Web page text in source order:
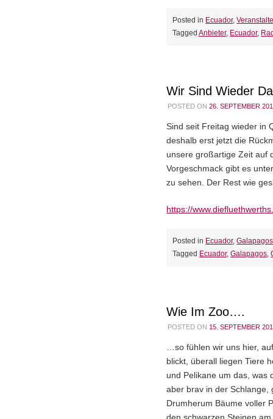
Posted in Ecuador,
Tagged Anbieter, Ecuador,
Wir Sind Wieder Da
POSTED ON 26. SEPTEMBER
Sind seit Freitag wieder in
deshalb erst jetzt die
unsere großartige Zeit auf
Vorgeschmack gibt es
zu sehen. Der Rest wie
https://
Posted in Ecuador,Galapagos
Tagged Ecuador,Galapagos,
Wie Im Zoo….
POSTED ON 15. SEPTEMBER
…so fühlen wir uns hier,
blickt, überall liegen Tiere
und Pelikane um das, was
aber brav in der Schlange,
Drumherum Bäume voller